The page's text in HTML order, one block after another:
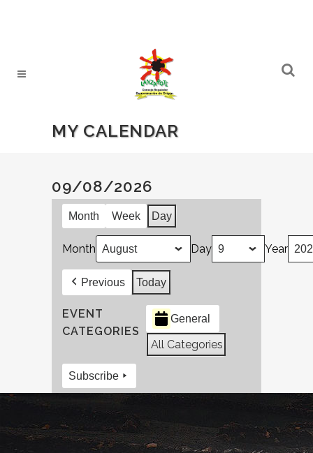
MY CALENDAR
09/08/2026
Month Week Day
Month Day Year
Previous Today
EVENT
CATEGORIES
General
All Categories
Subscribe